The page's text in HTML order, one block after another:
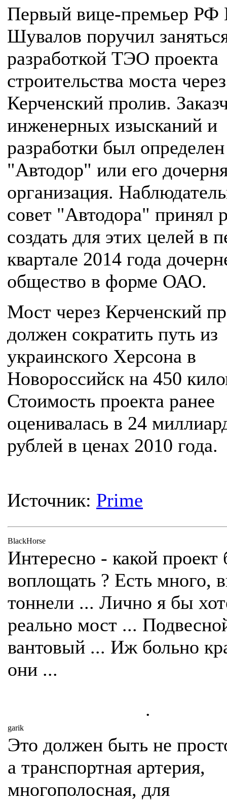
Первый вице-премьер РФ
Шувалов поручил
разработкой ТЭО проекта
строительства моста через
Керченский пролив.
инженерных изысканий и
разработки был определен
"Автодор" или его
организация.
совет "Автодора" принял
создать для этих целей в
квартале 2014 года
общество в форме ОАО.
Мост через Керченский
должен сократить путь из
украинского Херсона в
Новороссийск на 450
Стоимость проекта ранее
оценивалась в 24
рублей в ценах 2010 года.
Источник: Prime
BlackHorse
Интересно - какой проект
воплощать ? Есть много,
тоннели ... Лично я бы
реально мост ...
вантовый ... Иж больно
они ...
.
garik
Это должен быть не
а транспортная артерия,
многополосная, для